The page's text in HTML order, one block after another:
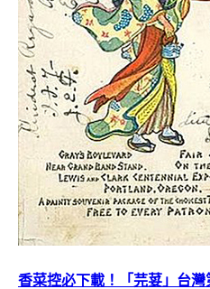
香菜控必下載！「芫荽」台